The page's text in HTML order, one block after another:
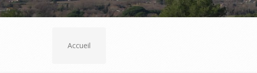
Accueil